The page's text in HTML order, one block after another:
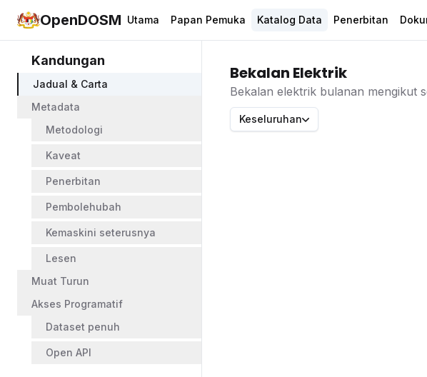
OpenDOSM Utama Papan Pemuka Katalog Data Penerbitan
Kandungan
Jadual & Carta
Metadata
Metodologi
Kaveat
Penerbitan
Pembolehubah
Kemaskini seterusnya
Lesen
Muat Turun
Akses Programatif
Dataset penuh
Open API
Bekalan Elektrik
Bekalan elektrik bulanan mengikut
Keseluruhan